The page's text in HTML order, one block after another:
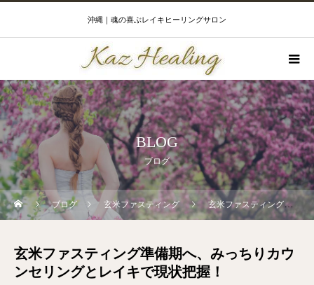
沖縄｜魂の喜ぶレイキヒーリングサロン
BLOG
ブログ
ブログ 玄米ファスティング 玄米ファスティング準備期へ、みっちりカウンセリングとレイキで現状把握！
玄米ファスティング準備期へ、みっちりカウ
ンセリングとレイキで現状把握！